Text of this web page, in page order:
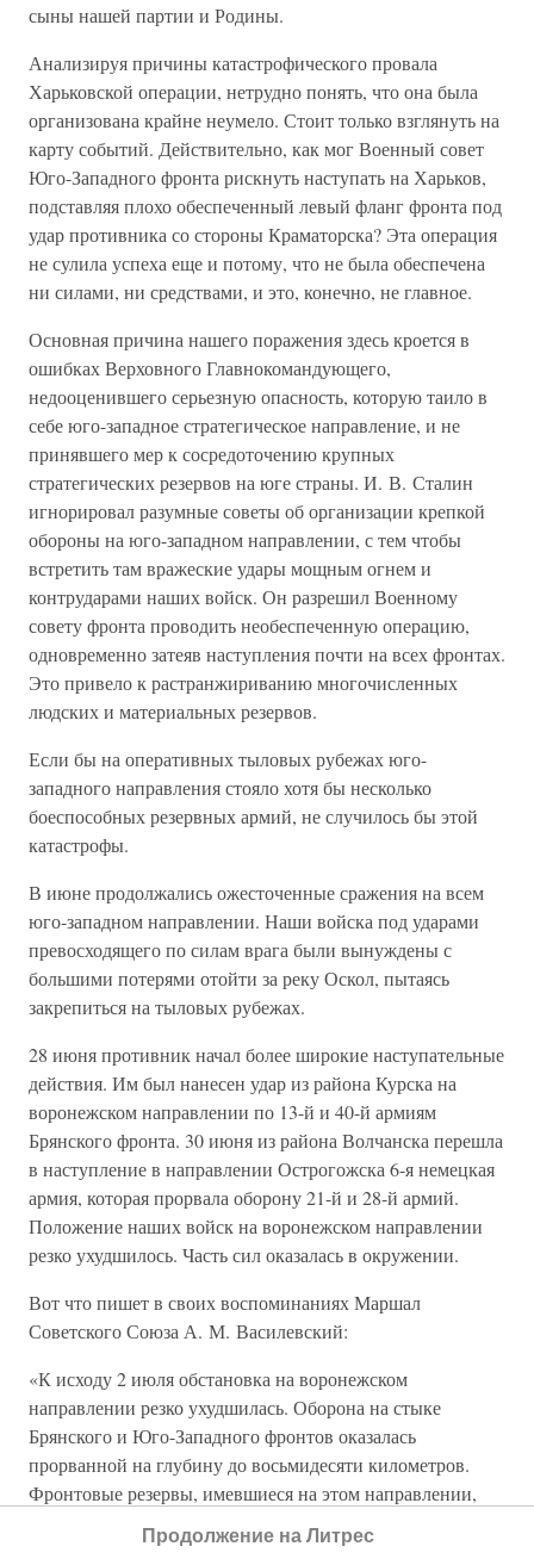
сыны нашей партии и Родины.
Анализируя причины катастрофического провала
Харьковской операции, нетрудно понять, что она была
организована крайне неумело. Стоит только взглянуть на
карту событий. Действительно, как мог Военный совет
Юго-Западного фронта рискнуть наступать на Харьков,
подставляя плохо обеспеченный левый фланг фронта под
удар противника со стороны Краматорска? Эта операция
не сулила успеха еще и потому, что не была обеспечена
ни силами, ни средствами, и это, конечно, не главное.
Основная причина нашего поражения здесь кроется в
ошибках Верховного Главнокомандующего,
недооценившего серьезную опасность, которую таило в
себе юго-западное стратегическое направление, и не
принявшего мер к сосредоточению крупных
стратегических резервов на юге страны. И. В. Сталин
игнорировал разумные советы об организации крепкой
обороны на юго-западном направлении, с тем чтобы
встретить там вражеские удары мощным огнем и
контрударами наших войск. Он разрешил Военному
совету фронта проводить необеспеченную операцию,
одновременно затеяв наступления почти на всех фронтах.
Это привело к растранжириванию многочисленных
людских и материальных резервов.
Если бы на оперативных тыловых рубежах юго-
западного направления стояло хотя бы несколько
боеспособных резервных армий, не случилось бы этой
катастрофы.
В июне продолжались ожесточенные сражения на всем
юго-западном направлении. Наши войска под ударами
превосходящего по силам врага были вынуждены с
большими потерями отойти за реку Оскол, пытаясь
закрепиться на тыловых рубежах.
28 июня противник начал более широкие наступательные
действия. Им был нанесен удар из района Курска на
воронежском направлении по 13-й и 40-й армиям
Брянского фронта. 30 июня из района Волчанска перешла
в наступление в направлении Острогожска 6-я немецкая
армия, которая прорвала оборону 21-й и 28-й армий.
Положение наших войск на воронежском направлении
резко ухудшилось. Часть сил оказалась в окружении.
Вот что пишет в своих воспоминаниях Маршал
Советского Союза А. М. Василевский:
«К исходу 2 июля обстановка на воронежском
направлении резко ухудшилась. Оборона на стыке
Брянского и Юго-Западного фронтов оказалась
прорванной на глубину до восьмидесяти километров.
Фронтовые резервы, имевшиеся на этом направлении,
грозила прорваться к Дону и захватить Воронеж. Чтобы
Продолжение на Литрес